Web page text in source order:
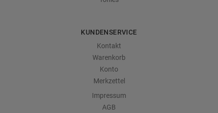
KUNDENSERVICE
Kontakt
Warenkorb
Konto
Merkzettel
Impressum
AGB